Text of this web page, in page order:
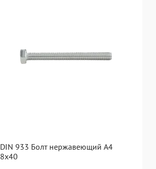
DIN 933 Болт нержавеющий А4
8х40